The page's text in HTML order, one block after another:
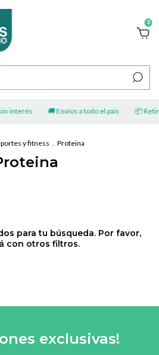
0
interés 🚚 Envíos a todo el país 📦
y fitness . Proteina
para tu búsqueda. Por favor,
con otros filtros.
exclusivas!